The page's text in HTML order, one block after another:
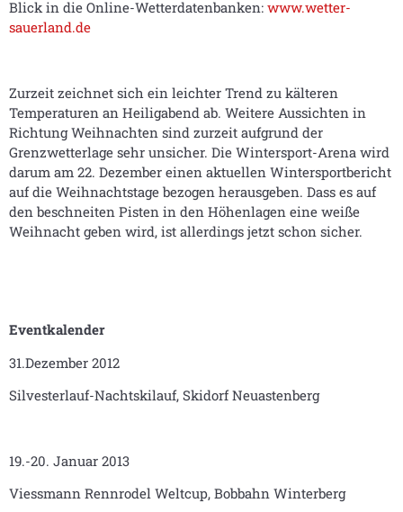
Blick in die Online-Wetterdatenbanken: www.wetter-
sauerland.de
Zurzeit zeichnet sich ein leichter Trend zu kälteren
Temperaturen an Heiligabend ab. Weitere Aussichten in
Richtung Weihnachten sind zurzeit aufgrund der
Grenzwetterlage sehr unsicher. Die Wintersport-Arena wird
darum am 22. Dezember einen aktuellen Wintersportbericht
auf die Weihnachtstage bezogen herausgeben. Dass es auf
den beschneiten Pisten in den Höhenlagen eine weiße
Weihnacht geben wird, ist allerdings jetzt schon sicher.
Eventkalender
31.Dezember 2012
Silvesterlauf-Nachtskilauf, Skidorf Neuastenberg
19.-20. Januar 2013
Viessmann Rennrodel Weltcup, Bobbahn Winterberg